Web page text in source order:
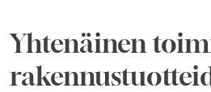
Yhtenäinen